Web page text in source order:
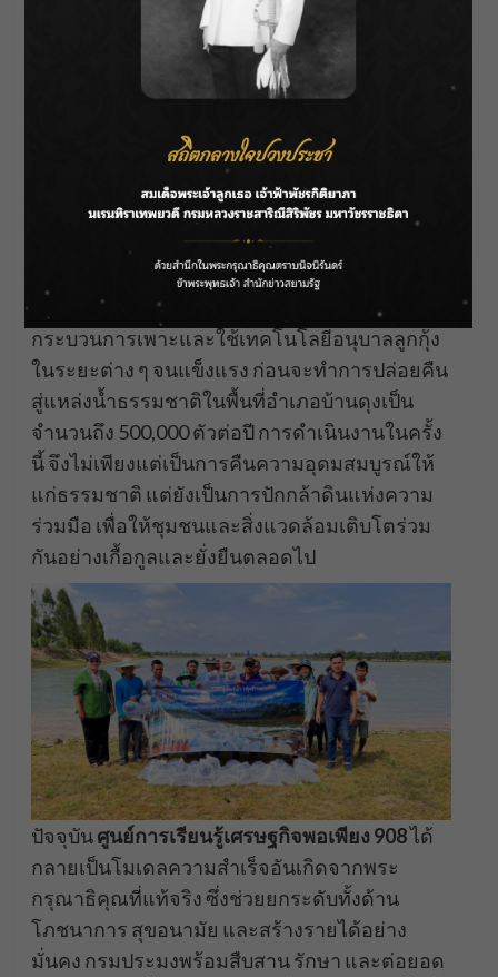
เศรษฐกิจในครัวเรือนแล้ว โครงการฯ ยังให้ความ
สำคัญกับการฟื้นฟูและอนุรักษ์
ทรัพยากรธรรมชาติในแหล่งน้ำสาธารณะอย่าง
ยั่งยืน โดยร่วมมือกับศูนย์วิจัยและพัฒนาการเพาะ
เลี้ยงสัตว์น้ำจืดอุดรธานี ในการคัดเลือกพ่อแม่
พันธุ์กุ้งก้ามกรามที่มีความสมบูรณ์ มาผ่าน
กระบวนการเพาะและใช้เทคโนโลยีอนุบาลลูกกุ้ง
ในระยะต่าง ๆ จนแข็งแรง ก่อนจะทำการปล่อยคืน
สู่แหล่งน้ำธรรมชาติในพื้นที่อำเภอบ้านดุงเป็น
จำนวนถึง 500,000 ตัวต่อปี การดำเนินงานในครั้ง
นี้ จึงไม่เพียงแต่เป็นการคืนความอุดมสมบูรณ์ให้
แก่ธรรมชาติ แต่ยังเป็นการปักกล้าดินแห่งความ
ร่วมมือ เพื่อให้ชุมชนและสิ่งแวดล้อมเติบโตร่วม
กันอย่างเกื้อกูลและยั่งยืนตลอดไป
ปัจจุบันศูนย์การเรียนรู้เศรษฐกิจพอเพียง 908ได้
กลายเป็นโมเดลความสำเร็จอันเกิดจากพระ
กรุณาธิคุณที่แท้จริง ซึ่งช่วยยกระดับทั้งด้าน
โภชนาการ สุขอนามัย และสร้างรายได้อย่าง
มั่นคง กรมประมงพร้อมสืบสาน รักษา และต่อยอด